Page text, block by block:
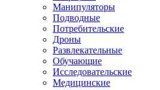
Манипуляторы
Подводные
Потребительские
Дроны
Развлекательные
Обучающие
Исследовательские
Медицинские